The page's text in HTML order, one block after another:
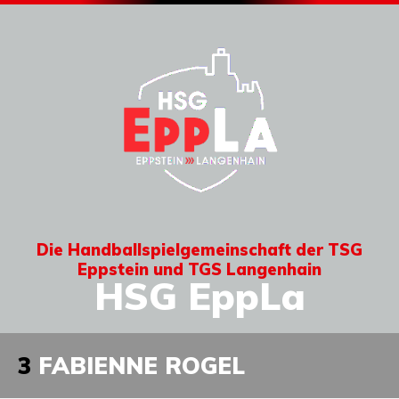
Die Handballspielgemeinschaft der TSG
Eppstein und TGS Langenhain
HSG EppLa
3 FABIENNE ROGEL